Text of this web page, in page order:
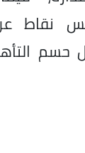
نقاط
حسم